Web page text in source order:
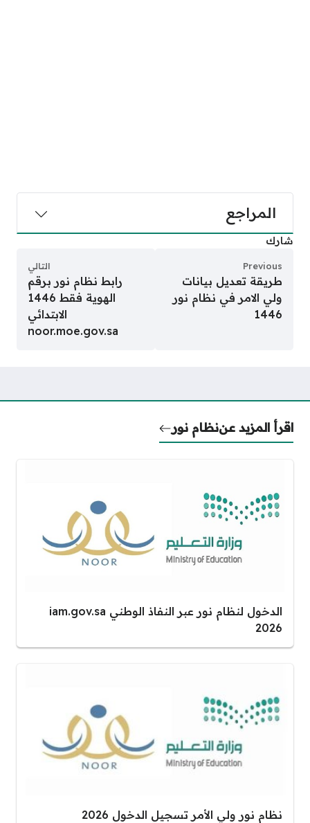
المراجع
شارك
Previous
طريقة تعديل بيانات
ولي الامر في نظام نور
1446
التالي
رابط نظام نور برقم
الهوية فقط 1446
الابتدائي
noor.moe.gov.sa
اقرأ المزيد عننظام نور
الدخول لنظام نور عبر النفاذ الوطني iam.gov.sa
2026
نظام نور ولي الأمر تسجيل الدخول 2026